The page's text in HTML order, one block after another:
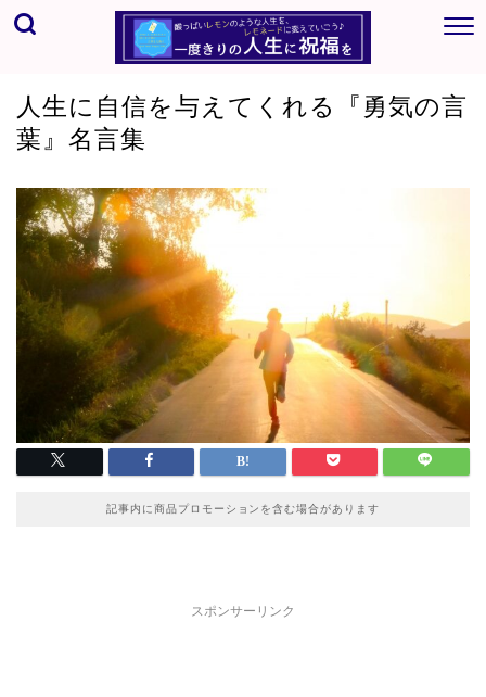
人生に自信を与えてくれる『勇気の言
葉』名言集
記事内に商品プロモーションを含む場合があります
スポンサーリンク